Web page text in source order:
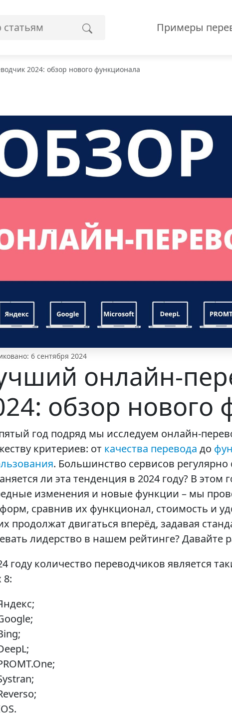
Примеры
2024: обзор нового функционала
6 сентября 2024
онлайн-
обзор нового
год подряд мы исследуем онлайн-
критериев: от качества перевода до
. Большинство сервисов
ли эта тенденция в 2024 году? В
изменения и новые функции – мы
сравнив их функционал, стоимость и
продолжат двигаться вперёд, задавая
лидерство в нашем рейтинге? Давайте
году количество переводчиков является